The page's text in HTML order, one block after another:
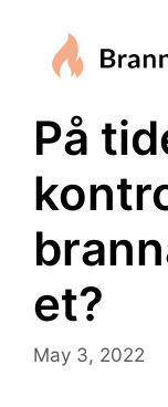
På
et?
May 3, 2022